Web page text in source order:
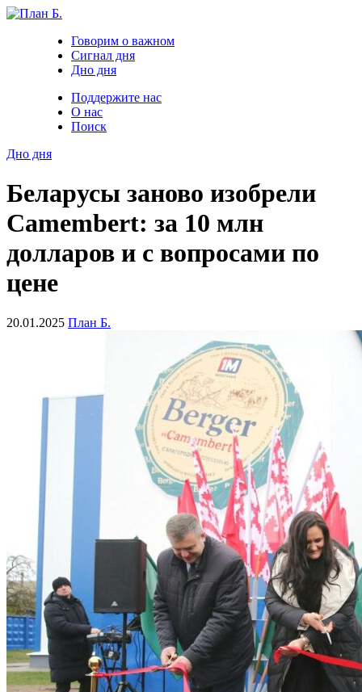
Говорим о важном
Сигнал дня
Дно дня
Поддержите нас
О нас
Поиск
Дно дня
Беларусы заново изобрели
Camembert: за 10 млн
долларов и с вопросами по
цене
20.01.2025 План Б.